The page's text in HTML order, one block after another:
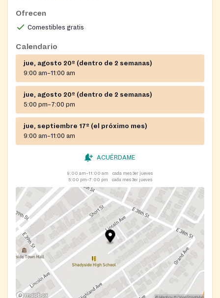
Ofrecen
Comestibles gratis
Calendario
jue, agosto 20º (dentro de 2 semanas)
9:00 am–11:00 am
jue, agosto 20º (dentro de 2 semanas)
5:00 pm–7:00 pm
jue, septiembre 17º (el próximo mes)
9:00 am–11:00 am
ACUÉRDAME
9:00 am–11:00 am
cada mes 3er jueves
5:00 pm–7:00 pm
cada mes 3er jueves